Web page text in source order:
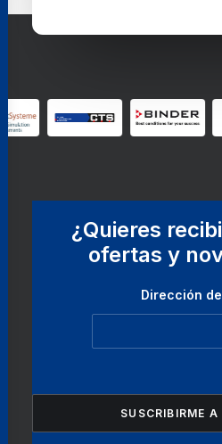
¿Quieres
ofertas y
Dirección